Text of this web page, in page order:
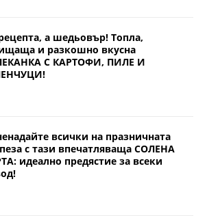
а шедьовър! Топла,
и разкошно вкусна
С КАРТОФИ, ПИЛЕ И
всички на празничната
с тази впечатляваща СОЛЕНА
идеално предястие за всеки